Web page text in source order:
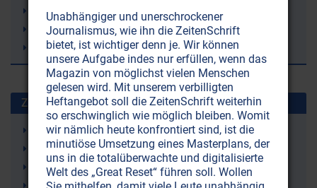
Gesellschaftsprobleme
Fortpflanzung
Ethik
Zuletzt gesuchte Stichworte
Magnesiumchlorid
Zähne
Magnesiumchlorid
Klimaveränderung
Unabhängiger und unerschrockener
Journalismus, wie ihn die ZeitenSchrift
bietet, ist wichtiger denn je. Wir können
unsere Aufgabe indes nur erfüllen, wenn das
Magazin von möglichst vielen Menschen
gelesen wird. Mit unserem verbilligten
Heftangebot soll die ZeitenSchrift weiterhin
so erschwinglich wie möglich bleiben. Womit
wir nämlich heute konfrontiert sind, ist die
minutiöse Umsetzung eines Masterplans, der
uns in die totalüberwachte und digitalisierte
Welt des „Great Reset“ führen soll. Wollen